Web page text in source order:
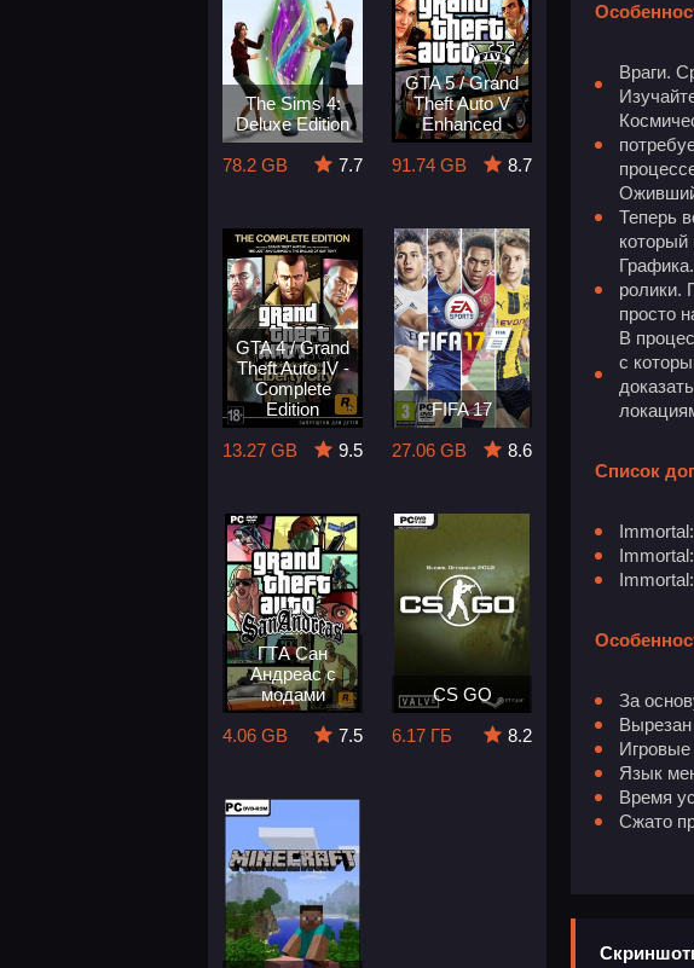
The Sims 4:
Deluxe Edition
78.2 GB
7.7
GTA 5 / Grand
Theft Auto V
Enhanced
91.74 GB
8.7
GTA 4 / Grand
Theft Auto IV -
Complete
Edition
13.27 GB
9.5
FIFA 17
27.06 GB
8.6
ГТА Сан
Андреас с
модами
4.06 GB
7.5
CS GO
6.17 ГБ
8.2
Враги.
Оживший
Теперь
ролики.
просто
В
с
Список
За
Язык
Время
Сжато